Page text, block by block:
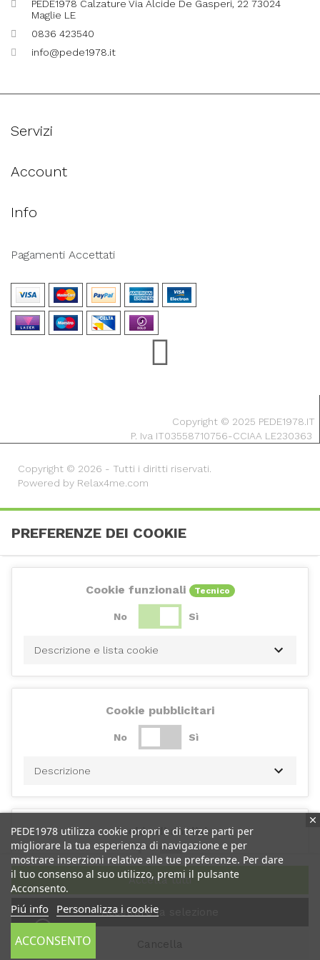
PEDE1978 Calzature Via Alcide De Gasperi, 22 73024
Maglie LE
0836 423540
info@pede1978.it
Servizi
Account
Info
Pagamenti Accettati
Copyright © 2025 PEDE1978.IT
P. Iva IT03558710756-CCIAA LE230363
Copyright © 2026 - Tutti i diritti riservati.
Powered by Relax4me.com
PEDE1978 utilizza cookie propri e di terze parti per
migliorare la tua esperienza di navigazione e per
mostrare inserzioni relative alle tue preferenze. Per dare
il tuo consenso al suo utilizzo, premi il pulsante
Acconsento.
Piú info Personalizza i cookie
ACCONSENTO
PREFERENZE DEI COOKIE
Cookie funzionali Tecnico
No Sì
Descrizione e lista cookie
Cookie pubblicitari
No Sì
Descrizione
Cookie di analisi
No Sì
Descrizione
Cookie di performance
Cancella
Accettare la selezione
Accetta tutti